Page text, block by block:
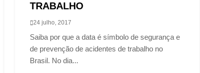
TRABALHO
24 julho, 2017
Saiba por que a data é símbolo de segurança e
de prevenção de acidentes de trabalho no
Brasil. No dia...